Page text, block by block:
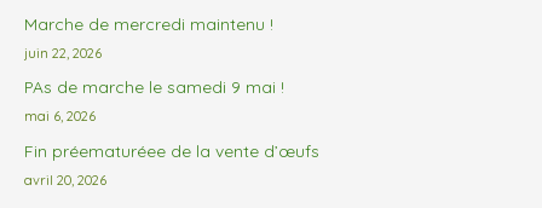
Marche de mercredi maintenu !
juin 22, 2026
PAs de marche le samedi 9 mai !
mai 6, 2026
Fin préematuréee de la vente d’œufs
avril 20, 2026